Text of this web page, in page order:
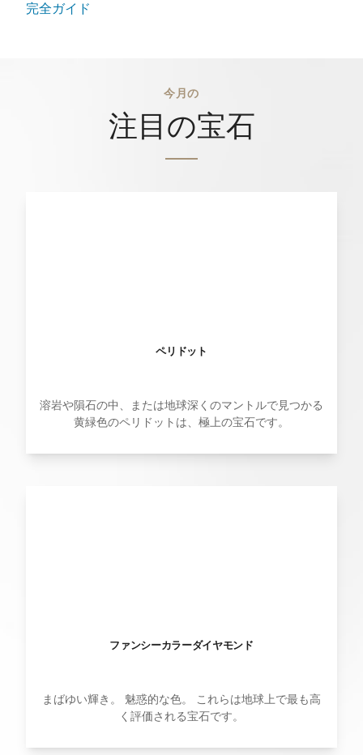
完全ガイド
今月の
注目の宝石
ペリドット
溶岩や隕石の中、または地球深くのマントルで見つかる
黄緑色のペリドットは、極上の宝石です。
ファンシーカラーダイヤモンド
まばゆい輝き。 魅惑的な色。 これらは地球上で最も高
く評価される宝石です。